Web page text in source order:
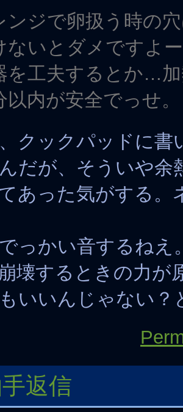
ンジで卵扱う時の
ないとダメですよ
を工夫するとか…
以内が安全でっせ。
クックパッドに書
だが、そういや余
あった気がする。
っかい音するねえ
壊するときの力が
いいんじゃない？
返信